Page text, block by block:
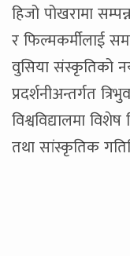
हिजो पोखरामा
र फिल्मकर्मीलाई
वुसिया संस्कृतिको
प्रदर्शनीअन्तर्गत
विश्वविद्यालमा
तथा सांस्कृतिक